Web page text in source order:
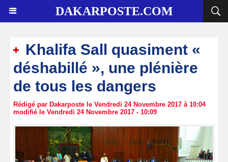
DAKARPOSTE.COM
Khalifa Sall quasiment «
déshabillé », une plénière
de tous les dangers
Rédigé par Dakarposte le Vendredi 24 Novembre 2017 à 10:04
modifié le Vendredi 24 Novembre 2017 - 10:09